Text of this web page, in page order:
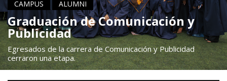
CAMPUS ALUMNI
Graduación de Comunicación y
Publicidad
Egresados de la carrera de Comunicación y Publicidad
cerraron una etapa.